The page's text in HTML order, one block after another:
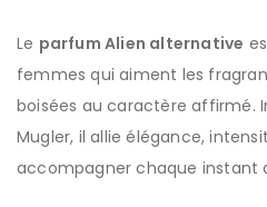
Le parfum Alien alternative
femmes qui aiment les
boisées au caractère affirmé.
Mugler, il allie élégance,
accompagner chaque instant